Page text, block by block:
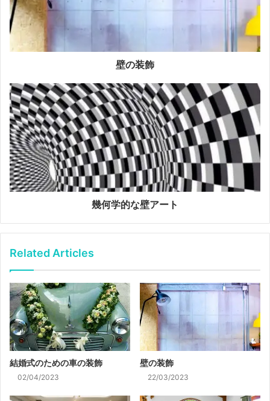
壁の装飾
幾何学的な壁アート
Related Articles
結婚式のための車の装飾
02/04/2023
壁の装飾
22/03/2023